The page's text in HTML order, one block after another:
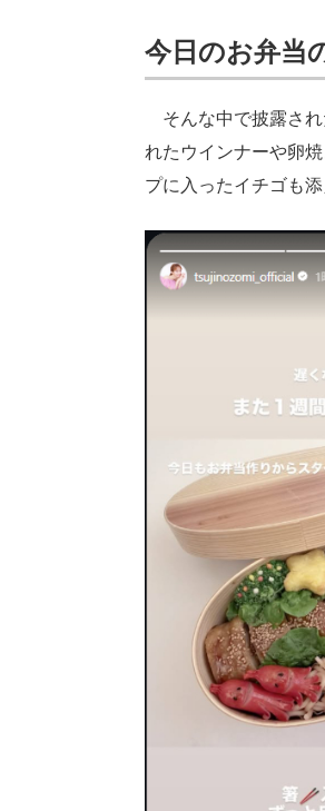
今日のお弁
そんな中で披露され
れたウインナーや卵
プに入ったイチゴも